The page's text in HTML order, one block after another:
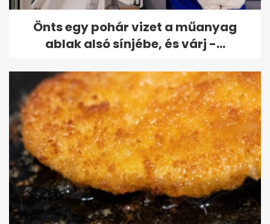
Önts egy pohár vizet a műanyag
ablak alsó sínjébe, és várj -...